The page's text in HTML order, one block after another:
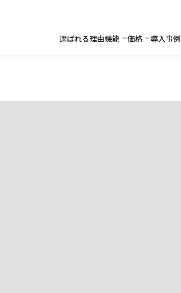
選ばれる理由機能 機能
価格 価格
導入事例